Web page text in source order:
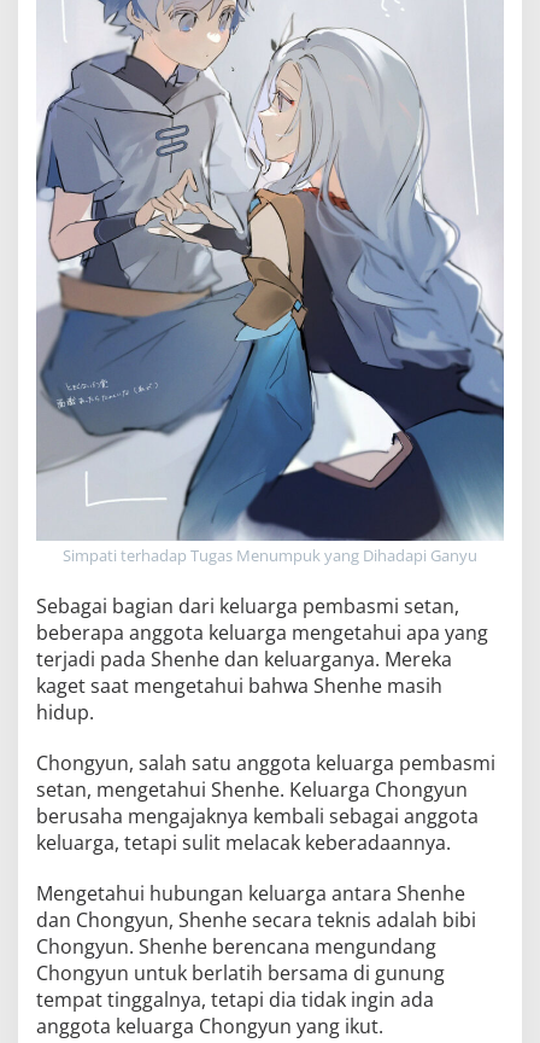
Simpati terhadap Tugas Menumpuk yang Dihadapi Ganyu
Sebagai bagian dari keluarga pembasmi setan,
beberapa anggota keluarga mengetahui apa yang
terjadi pada Shenhe dan keluarganya. Mereka
kaget saat mengetahui bahwa Shenhe masih
hidup.
Chongyun, salah satu anggota keluarga pembasmi
setan, mengetahui Shenhe. Keluarga Chongyun
berusaha mengajaknya kembali sebagai anggota
keluarga, tetapi sulit melacak keberadaannya.
Mengetahui hubungan keluarga antara Shenhe
dan Chongyun, Shenhe secara teknis adalah bibi
Chongyun. Shenhe berencana mengundang
Chongyun untuk berlatih bersama di gunung
tempat tinggalnya, tetapi dia tidak ingin ada
anggota keluarga Chongyun yang ikut.